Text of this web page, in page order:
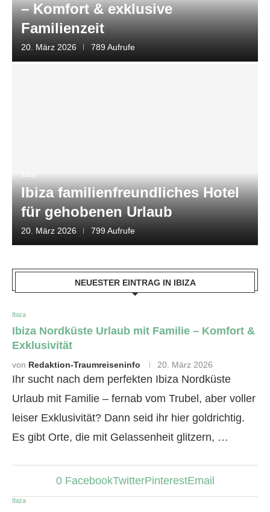
– Komfort & exklusive
Familienzeit
20. März 2026 789 Aufrufe
Ibiza
Ibiza familienfreundliches Hotel
für gehobenen Urlaub
20. März 2026 799 Aufrufe
NEUESTER EINTRAG IN IBIZA
Ibiza
Ibiza Nordküste Urlaub mit Familie – Komfort &
Exklusivität
von Redaktion-Traumreiseninfo 20. März 2026
Ihr sucht nach dem perfekten Ibiza Nordküste
Urlaub mit Familie – fernab vom Trubel, aber voller
leiser Exklusivität? Dann seid ihr hier goldrichtig.
Es gibt Orte, die mit Gelassenheit glitzern, …
0 FacebookTwitterPinterestEmail
Ibiza